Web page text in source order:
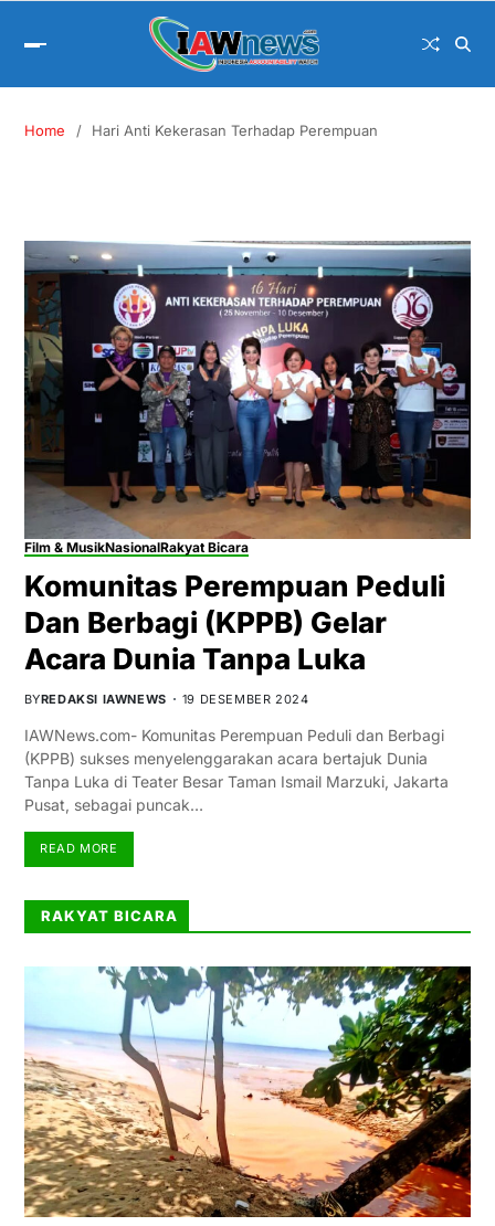
Home Hari Anti Kekerasan Terhadap Perempuan
Film & MusikNasionalRakyat Bicara
Komunitas Perempuan Peduli
Dan Berbagi (KPPB) Gelar
Acara Dunia Tanpa Luka
BYREDAKSI IAWNEWS 19 DESEMBER 2024
IAWNews.com- Komunitas Perempuan Peduli dan Berbagi
(KPPB) sukses menyelenggarakan acara bertajuk Dunia
Tanpa Luka di Teater Besar Taman Ismail Marzuki, Jakarta
Pusat, sebagai puncak…
READ MORE
RAKYAT BICARA